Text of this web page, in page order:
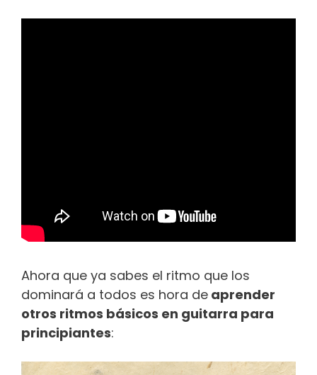
Ahora que ya sabes el ritmo que los
dominará a todos es hora de aprender
otros ritmos básicos en guitarra para
principiantes: